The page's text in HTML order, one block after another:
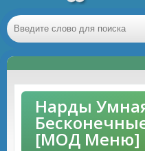
Нарды
[МОД Меню]